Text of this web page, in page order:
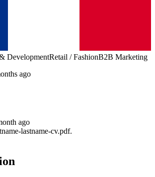
DevelopmentRetail / FashionB2B Marketing
ago
ago
lastname-cv.pdf.